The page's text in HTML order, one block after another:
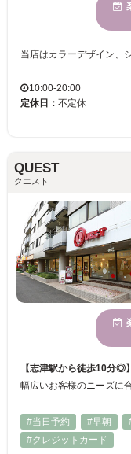
10:00-20:00
定休日： 不定休
QUEST
クエスト
【志津駅から徒歩10分
#当日予約
#早朝
#クレジットカード